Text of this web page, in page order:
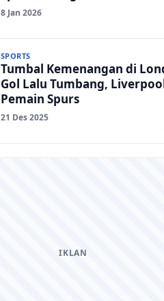
8 Jan 2026
SPORTS
Tumbal Kemenangan di
Gol Lalu Tumbang,
Pemain Spurs
21 Des 2025
IKLAN